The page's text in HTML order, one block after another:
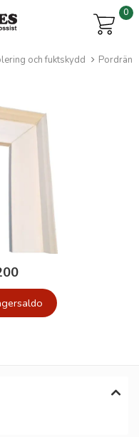
0
och fuktskydd
Pordrän